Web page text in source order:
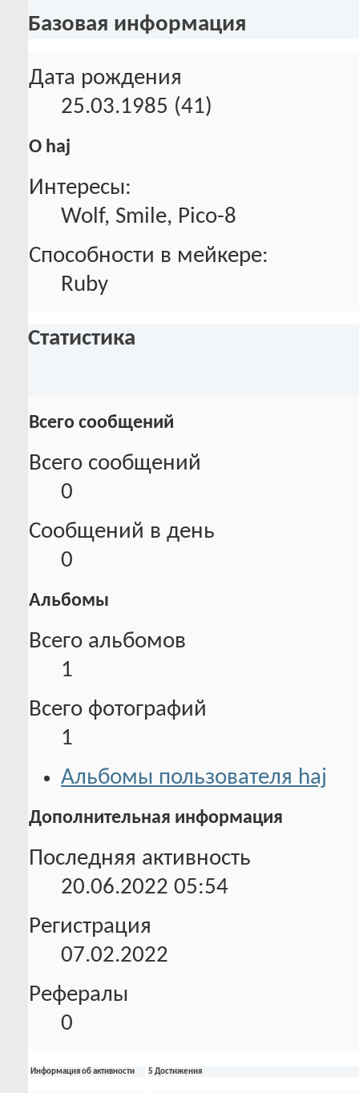
Базовая информация
Дата рождения
25.03.1985 (41)
О haj
Интересы:
Wolf, Smile, Pico-8
Способности в мейкере:
Ruby
Статистика
Всего сообщений
Всего сообщений
0
Сообщений в день
0
Альбомы
Всего альбомов
1
Всего фотографий
1
Альбомы пользователя haj
Дополнительная информация
Последняя активность
20.06.2022 05:54
Регистрация
07.02.2022
Рефералы
0
Информация об активности 5 Достижения